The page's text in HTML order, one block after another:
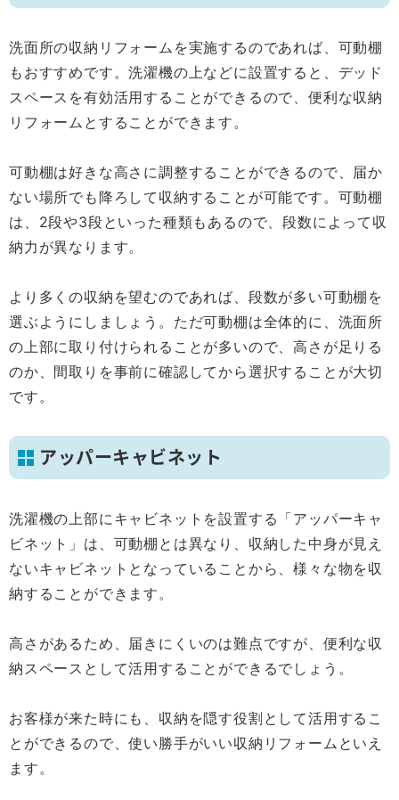
洗面所の収納リフォームを実施するのであれば、可動棚
もおすすめです。洗濯機の上などに設置すると、デッド
スペースを有効活用することができるので、便利な収納
リフォームとすることができます。
可動棚は好きな高さに調整することができるので、届か
ない場所でも降ろして収納することが可能です。可動棚
は、2段や3段といった種類もあるので、段数によって収
納力が異なります。
より多くの収納を望むのであれば、段数が多い可動棚を
選ぶようにしましょう。ただ可動棚は全体的に、洗面所
の上部に取り付けられることが多いので、高さが足りる
のか、間取りを事前に確認してから選択することが大切
です。
アッパーキャビネット
洗濯機の上部にキャビネットを設置する「アッパーキャ
ビネット」は、可動棚とは異なり、収納した中身が見え
ないキャビネットとなっていることから、様々な物を収
納することができます。
高さがあるため、届きにくいのは難点ですが、便利な収
納スペースとして活用することができるでしょう。
お客様が来た時にも、収納を隠す役割として活用するこ
とができるので、使い勝手がいい収納リフォームといえ
ます。